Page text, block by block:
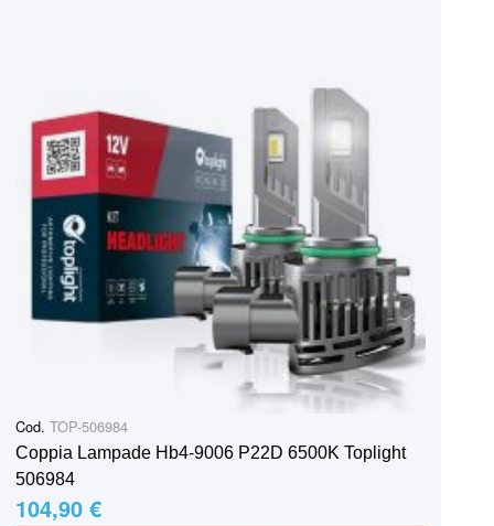
Cod. TOP-506984
Coppia Lampade Hb4-9006 P22D 6500K Toplight
506984
104,90 €